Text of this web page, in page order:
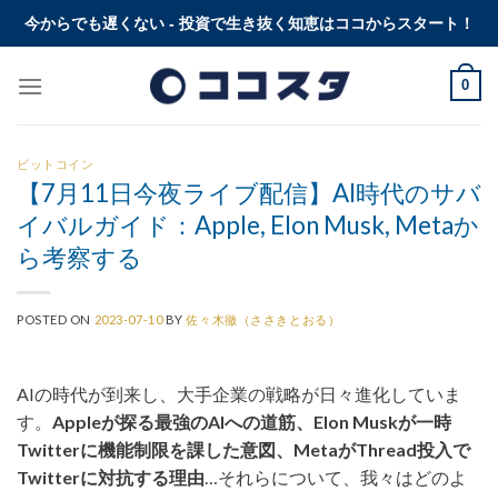
Skip今からでも遅くない - 投資で生き抜く知恵はココからスタート！
0
ビットコイン
【7月11日今夜ライブ配信】AI時代のサバ
イバルガイド：Apple, Elon Musk, Metaか
ら考察する
POSTED ON 2023-07-10 BY佐々木徹（ささきとおる）
AIの時代が到来し、大手企業の戦略が日々進化していま
す。 Appleが探る最強のAIへの道筋、Elon Muskが一時
Twitterに機能制限を課した意図、MetaがThread投入で
Twitterに対抗する理由 …それらについて、我々はどのよ